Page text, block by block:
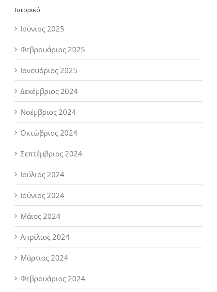
Ιστορικό
Ιούνιος 2025
Φεβρουάριος 2025
Ιανουάριος 2025
Δεκέμβριος 2024
Νοέμβριος 2024
Οκτώβριος 2024
Σεπτέμβριος 2024
Ιούλιος 2024
Ιούνιος 2024
Μάιος 2024
Απρίλιος 2024
Μάρτιος 2024
Φεβρουάριος 2024